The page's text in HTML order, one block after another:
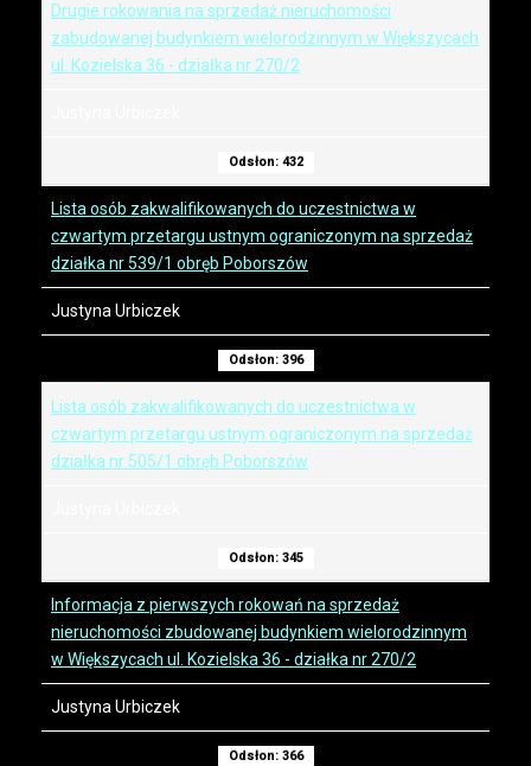
Drugie rokowania na sprzedaż nieruchomości
zabudowanej budynkiem wielorodzinnym w Większycach
ul. Kozielska 36 - działka nr 270/2
Odsłon: 432
Lista osób zakwalifikowanych do uczestnictwa w
czwartym przetargu ustnym ograniczonym na sprzedaż
działka nr 539/1 obręb Poborszów
Justyna Urbiczek
Odsłon: 396
Lista osób zakwalifikowanych do uczestnictwa w
czwartym przetargu ustnym ograniczonym na sprzedaż
działka nr 505/1 obręb Poborszów
Odsłon: 345
Informacja z pierwszych rokowań na sprzedaż
nieruchomości zbudowanej budynkiem wielorodzinnym
w Większycach ul. Kozielska 36 - działka nr 270/2
Justyna Urbiczek
Odsłon: 366